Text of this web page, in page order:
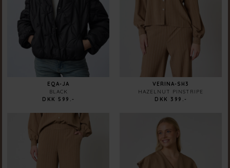
EQA-JA
BLACK
DKK 599.-
VERINA-SH3
HAZELNUT PINSTRIPE
DKK 399.-